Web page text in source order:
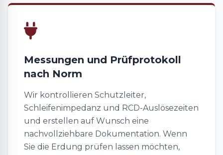
Messungen und Prüfprotokoll
nach Norm
Wir kontrollieren Schutzleiter,
Schleifenimpedanz und RCD-Auslösezeiten
und erstellen auf Wunsch eine
nachvollziehbare Dokumentation. Wenn
Sie die Erdung prüfen lassen möchten,